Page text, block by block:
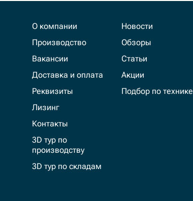
О компании
Производство
Вакансии
Доставка и оплата
Реквизиты
Лизинг
Контакты
3D тур по
производству
3D тур по складам
Новости
Обзоры
Статьи
Акции
Подбор по технике